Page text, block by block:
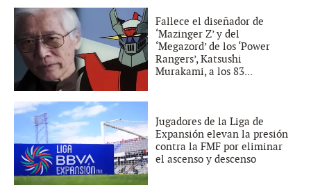
Fallece el diseñador de
‘Mazinger Z’ y del
‘Megazord’ de los ‘Power
Rangers’, Katsushi
Murakami, a los 83...
Jugadores de la Liga de
Expansión elevan la presión
contra la FMF por eliminar
el ascenso y descenso